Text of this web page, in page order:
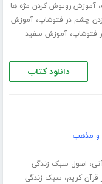
،آموزش روتوش کردن مژه ها
چشم در فتوشاپ،آموزش
فتوشاپ،آموزش سفید
دانلود کتاب
و مذهب
، اصول سبک زندگی
کریم، سبک زندگی